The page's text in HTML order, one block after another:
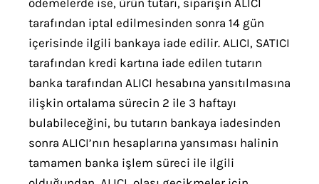
tarafından iptal edilmesinden sonra 14 gün
içerisinde ilgili bankaya iade edilir. ALICI, SATICI
tarafından kredi kartına iade edilen tutarın
banka tarafından ALICI hesabına yansıtılmasına
ilişkin ortalama sürecin 2 ile 3 haftayı
bulabileceğini, bu tutarın bankaya iadesinden
sonra ALICI’nın hesaplarına yansıması halinin
tamamen banka işlem süreci ile ilgili